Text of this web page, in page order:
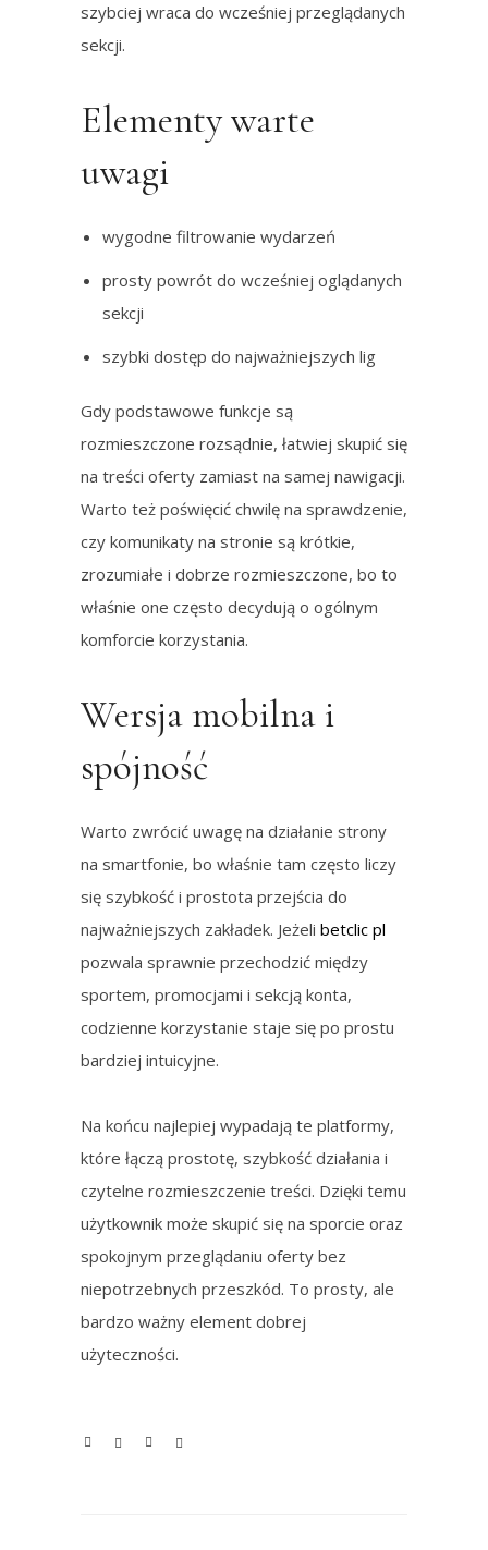
szybciej wraca do wcześniej przeglądanych
sekcji.
Elementy warte
uwagi
wygodne filtrowanie wydarzeń
prosty powrót do wcześniej oglądanych
sekcji
szybki dostęp do najważniejszych lig
Gdy podstawowe funkcje są
rozmieszczone rozsądnie, łatwiej skupić się
na treści oferty zamiast na samej nawigacji.
Warto też poświęcić chwilę na sprawdzenie,
czy komunikaty na stronie są krótkie,
zrozumiałe i dobrze rozmieszczone, bo to
właśnie one często decydują o ogólnym
komforcie korzystania.
Wersja mobilna i
spójność
Warto zwrócić uwagę na działanie strony
na smartfonie, bo właśnie tam często liczy
się szybkość i prostota przejścia do
najważniejszych zakładek. Jeżeli betclic pl
pozwala sprawnie przechodzić między
sportem, promocjami i sekcją konta,
codzienne korzystanie staje się po prostu
bardziej intuicyjne.
Na końcu najlepiej wypadają te platformy,
które łączą prostotę, szybkość działania i
czytelne rozmieszczenie treści. Dzięki temu
użytkownik może skupić się na sporcie oraz
spokojnym przeglądaniu oferty bez
niepotrzebnych przeszkód. To prosty, ale
bardzo ważny element dobrej
użyteczności.